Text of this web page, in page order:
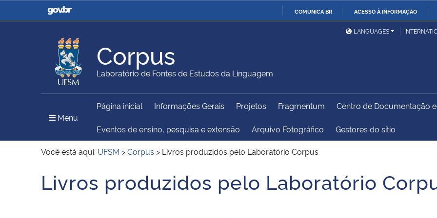
COMUNICA BR ACESSO À INFORMAÇÃO
Casa Civil
Ministério da Justiça e
Ministério da Defesa
Ministério das Relações
Exteriores
Ministério da Agricultura,
Pecuária e Abastecimento
Ministério da Educação
Ministério do Meio Ambiente Ministério do Turismo
Ministério do
Desenvolvimento Regional
União
Institucional
LANGUAGES
Corpus
Laboratório de Fontes de Estudos da Linguagem
Menu
Página inicial Informações Gerais Projetos Fragmentum Centro de Documentação
Eventos de ensino, pesquisa e extensão Arquivo Fotográfico Gestores do sítio
Você está aqui: UFSM >Corpus > Livros produzidos pelo Laboratório Corpus
Início do conteúdo
Livros produzidos pelo Laboratório